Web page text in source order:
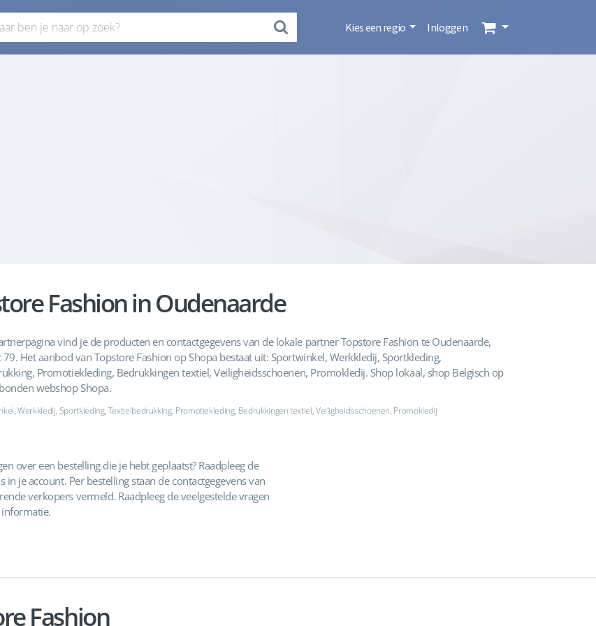
Kies een regio Inloggen
Fashion in Oudenaarde
vind je de producten en contactgegevens van de lokale partner Topstore Fashion te Oudenaarde,
Het aanbod van Topstore Fashion op Shopa bestaat uit: Sportwinkel, Werkkledij, Sportkleding,
Promotiekleding, Bedrukkingen textiel, Veiligheidsschoenen, Promokledij. Shop lokaal, shop Belgisch op
webshop Shopa.
Werkkledij, Sportkleding, Textielbedrukking, Promotiekleding, Bedrukkingen textiel, Veiligheidsschoenen, Promokledij
over een bestelling die je hebt geplaatst? Raadpleeg de
in je account. Per bestelling staan de contactgegevens van
verkopers vermeld. Raadpleeg de veelgestelde vragen
Fashion